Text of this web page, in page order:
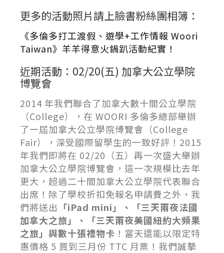
更多的活動照片請上臉書粉絲團相簿：
《多倫多打工渡假、遊學+工作情報 Woori
Taiwan》羊羊得意火鍋趴活動紀實！
近期活動：02/20(五) 加拿大公立學院
博覽會
2014 年我們聯合了加拿大數十間公立學院
（College），在 WOORI 多倫多總部舉辦
了一屆加拿大公立學院博覽會（College
Fair），深受國際留學生的一致好評！2015
年我們即將在 02/20（五）再一次盛大舉辦
加拿大公立學院博覽會，這一次規模比去年
更大，超過二十間加拿大公立學院代表聯合
出席！除了學校折扣免報名申請費之外，我
們將送出 「iPad mini」、「三天兩夜法國
加拿大之旅」、「三天兩夜美國紐約大頻果
之旅」與數十張禮物卡 ！當天還能以限定特
惠價格 5 買到三月份 TTC 月票！我們誠摯